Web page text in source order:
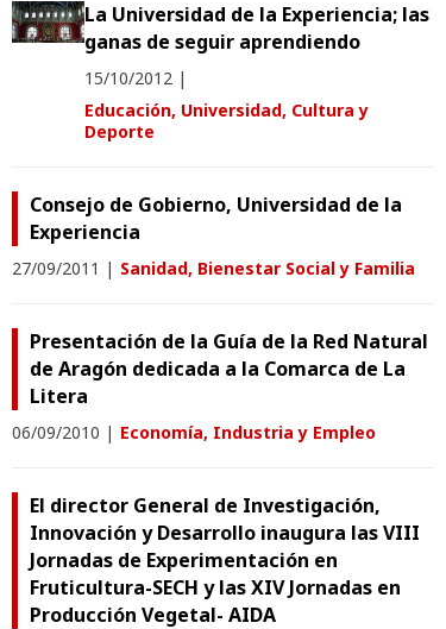
La Universidad de la Experiencia; las
ganas de seguir aprendiendo
15/10/2012 |
Educación, Universidad, Cultura y
Deporte
Consejo de Gobierno, Universidad de la
Experiencia
27/09/2011 | Sanidad, Bienestar Social y Familia
Presentación de la Guía de la Red Natural
de Aragón dedicada a la Comarca de La
Litera
06/09/2010 | Economía, Industria y Empleo
El director General de Investigación,
Innovación y Desarrollo inaugura las VIII
Jornadas de Experimentación en
Fruticultura-SECH y las XIV Jornadas en
Producción Vegetal- AIDA